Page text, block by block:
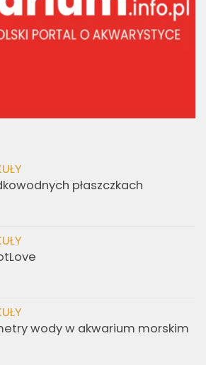
płaszczkach
wody w akwarium morskim